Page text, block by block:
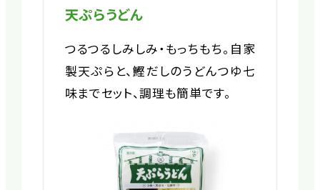
天ぷらうどん
つるつるしみしみ・もっちもち。自家
製天ぷらと、鰹だしのうどんつゆ七
味までセット、調理も簡単です。